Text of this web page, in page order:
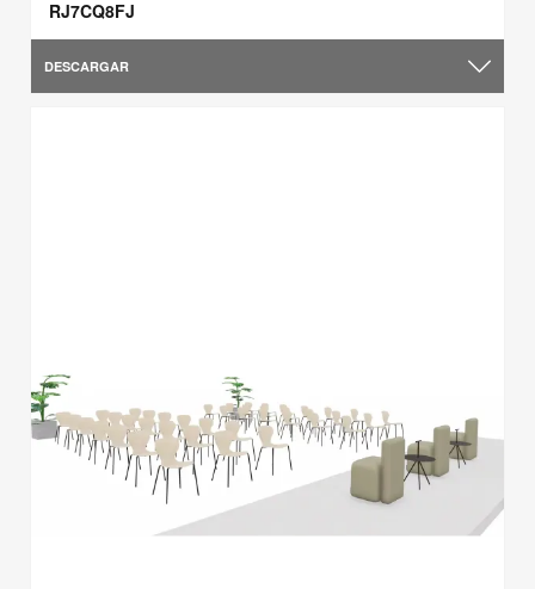
RJ7CQ8FJ
DESCARGAR